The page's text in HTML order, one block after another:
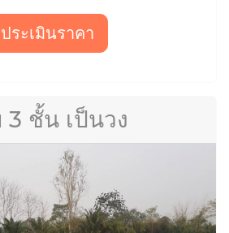
ระเมินราคา
3 ชั้น เป็นวง